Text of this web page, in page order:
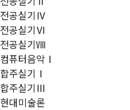
전공실기Ⅳ
전공실기Ⅵ
전공실기Ⅷ
컴퓨터음악Ⅰ
합주실기Ⅰ
합주실기Ⅲ
현대미술론